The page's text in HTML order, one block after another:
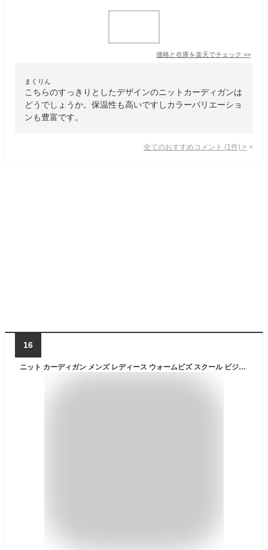
価格と在庫を楽天でチェック >>
まくりん
こちらのすっきりとしたデザインのニットカーディガンは
どうでしょうか。保温性も高いですしカラーバリエーショ
ンも豊富です。
全てのおすすめコメント (1 件) >
16
ニット カーディガン メンズ レディース ウォームビズ スクール ビジネス 通勤 通学 綿100％ 標準体 PLATEAU 静電気防止 グレー無地 [P25PLS208]